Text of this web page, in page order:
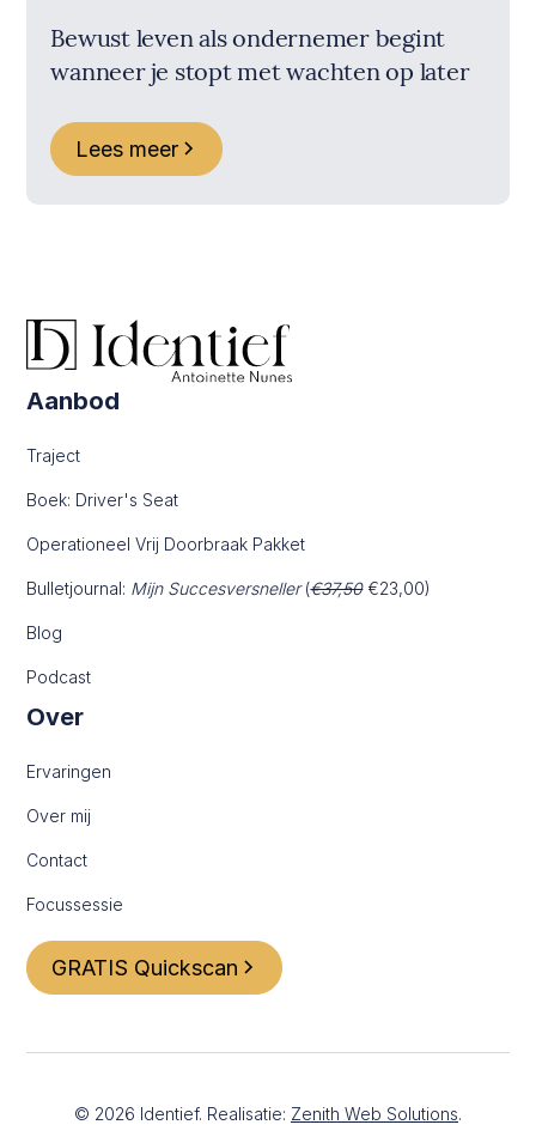
Bewust leven als ondernemer begint
wanneer je stopt met wachten op later
Lees meer
Aanbod
Traject
Boek: Driver's Seat
Operationeel Vrij Doorbraak Pakket
Bulletjournal: Mijn Succesversneller(€37,50€23,00)
Blog
Podcast
Over
Ervaringen
Over mij
Contact
Focussessie
GRATIS Quickscan
© 2026 Identief. Realisatie: Zenith Web Solutions.